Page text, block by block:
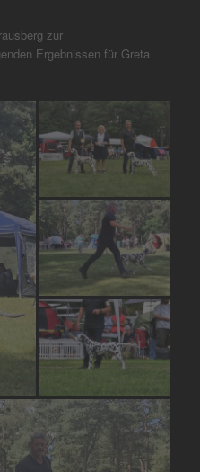
zur
Ergebnissen für Greta